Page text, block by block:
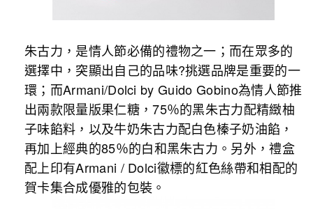
朱古力，是情人節必備的禮物之一；而在眾多的
選擇中，突顯出自己的品味?挑選品牌是重要的一
環；而Armani/Dolci by Guido Gobino為情人節推
出兩款限量版果仁糖，75％的黑朱古力配精緻柚
子味餡料，以及牛奶朱古力配白色榛子奶油餡，
再加上經典的85％的白和黑朱古力。另外，禮盒
配上印有Armani / Dolci徽標的紅色絲帶和相配的
賀卡集合成優雅的包裝。